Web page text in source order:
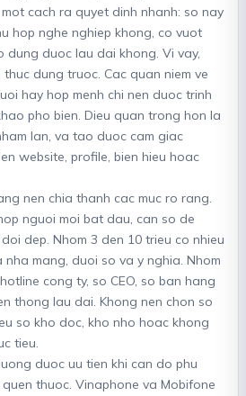
cach ra quyet dinh nhanh: so nay
hop nghe nghiep khong, co vuot
dung duoc lau dai khong. Vi vay,
dung truoc. Cac quan niem ve
hay hop menh chi nen duoc trinh
pho bien. Dieu quan trong hon la
lan, va tao duoc cam giac
website, profile, bien hieu hoac
nen chia thanh cac muc ro rang.
nguoi moi bat dau, can so de
dep. Nhom 3 den 10 trieu co nhieu
mang, duoi so va y nghia. Nhom
cong ty, so CEO, so ban hang
thong lau dai. Khong nen chon so
so kho doc, kho nho hoac khong
tieu.
duoc uu tien khi can do phu
thuoc. Vinaphone va Mobifone